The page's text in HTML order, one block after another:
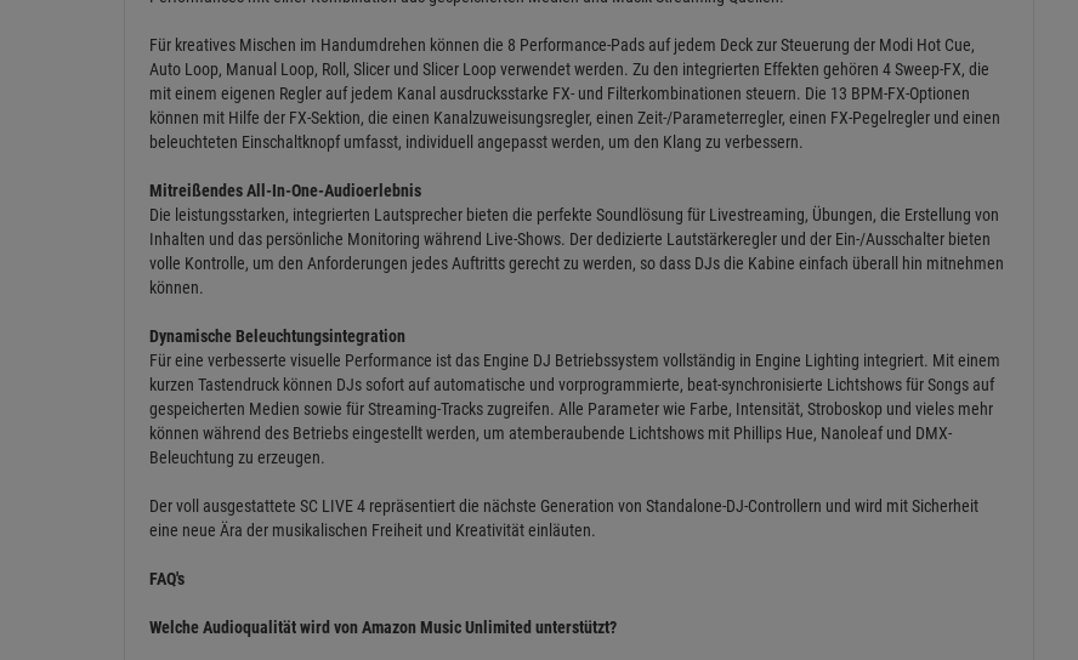
Für kreatives Mischen im Handumdrehen können die 8 Performance-Pads auf jedem Deck zur Steuerung der Modi Hot Cue,
Auto Loop, Manual Loop, Roll, Slicer und Slicer Loop verwendet werden. Zu den integrierten Effekten gehören 4 Sweep-FX, die
mit einem eigenen Regler auf jedem Kanal ausdrucksstarke FX- und Filterkombinationen steuern. Die 13 BPM-FX-Optionen
können mit Hilfe der FX-Sektion, die einen Kanalzuweisungsregler, einen Zeit-/Parameterregler, einen FX-Pegelregler und einen
beleuchteten Einschaltknopf umfasst, individuell angepasst werden, um den Klang zu verbessern.
Mitreißendes All-In-One-Audioerlebnis
Die leistungsstarken, integrierten Lautsprecher bieten die perfekte Soundlösung für Livestreaming, Übungen, die Erstellung von
Inhalten und das persönliche Monitoring während Live-Shows. Der dedizierte Lautstärkeregler und der Ein-/Ausschalter bieten
volle Kontrolle, um den Anforderungen jedes Auftritts gerecht zu werden, so dass DJs die Kabine einfach überall hin mitnehmen
können.
Dynamische Beleuchtungsintegration
Für eine verbesserte visuelle Performance ist das Engine DJ Betriebssystem vollständig in Engine Lighting integriert. Mit einem
kurzen Tastendruck können DJs sofort auf automatische und vorprogrammierte, beat-synchronisierte Lichtshows für Songs auf
gespeicherten Medien sowie für Streaming-Tracks zugreifen. Alle Parameter wie Farbe, Intensität, Stroboskop und vieles mehr
können während des Betriebs eingestellt werden, um atemberaubende Lichtshows mit Phillips Hue, Nanoleaf und DMX-
Beleuchtung zu erzeugen.
Der voll ausgestattete SC LIVE 4 repräsentiert die nächste Generation von Standalone-DJ-Controllern und wird mit Sicherheit
eine neue Ära der musikalischen Freiheit und Kreativität einläuten.
FAQ's
Welche Audioqualität wird von Amazon Music Unlimited unterstützt?